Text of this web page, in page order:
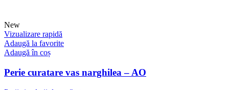
New
Vizualizare rapidă
Adaugă la favorite
Adaugă în coș
Perie curatare vas narghilea – AO